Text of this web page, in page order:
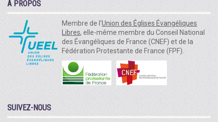
À PROPOS
Membre de l'Union des Églises Évangéliques
Libres, elle-même membre du Conseil National
des Évangéliques de France (CNEF) et de la
Fédération Protestante de France (FPF).
SUIVEZ-NOUS